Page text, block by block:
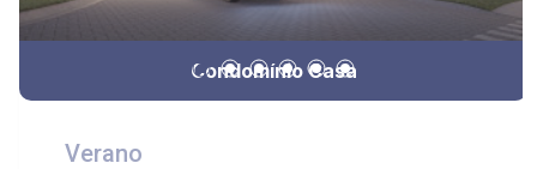
Condomínio Casa
Verano